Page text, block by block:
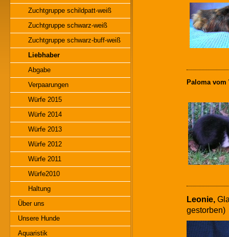
Zuchtgruppe schildpatt-weiß
Zuchtgruppe schwarz-weiß
Zuchtgruppe schwarz-buff-weiß
Liebhaber
Abgabe
Verpaarungen
Würfe 2015
Würfe 2014
Würfe 2013
Würfe 2012
Würfe 2011
Würfe2010
Haltung
Über uns
Unsere Hunde
Aquaristik
Paloma vom
Leonie,
gestorben)